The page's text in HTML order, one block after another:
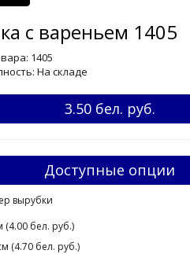
с вареньем 1405
1405
На складе
3.50 бел. руб.
Доступные опции
вырубки
(4.00 бел. руб.)
(4.70 бел. руб.)